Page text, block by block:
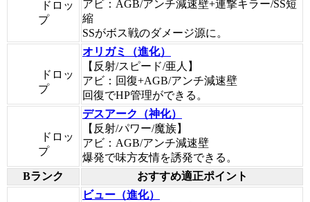
ドロッ
プ
アビ：AGB/アンチ減速壁+連撃キラー/SS短
縮
SSがボス戦のダメージ源に。
ドロッ
プ
オリガミ（進化）
【反射/スピード/亜人】
アビ：回復+AGB/アンチ減速壁
回復でHP管理ができる。
ドロッ
プ
デスアーク（神化）
【反射/パワー/魔族】
アビ：AGB/アンチ減速壁
爆発で味方友情を誘発できる。
Bランク
おすすめ適正ポイント
ビュー（進化）